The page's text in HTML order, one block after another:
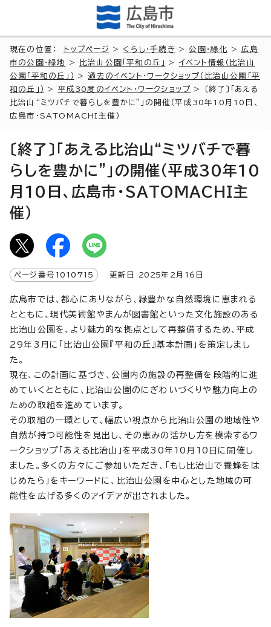
現在の位置： トップページ > くらし・手続き >公園・緑化 >広島
市の公園・緑地
> 比治山公園「平和の丘」 > イベント情報（比治山
公園「平和の丘」）
>過去のイベント・ワークショップ（比治山公園「平
和の丘」）
> 平成30度のイベント・ワークショップ > 〔終了〕「あえる
比治山“ミツバチで暮らしを豊かに”」の開催（平成30年10月10日、
広島市・SATOMACHI主催）
〔終了〕「あえる比治山“ミツバチで暮
らしを豊かに”」の開催（平成30年10
月10日、広島市・SATOMACHI主
催）
ページ番号 1010715 更新日 2025年2月 16 日
広島市では、都心にありながら、緑豊かな自然環境に恵まれる
とともに、現代美術館やまんが図書館といった文化施設のある
比治山公園を、より魅力的な拠点として再整備するため、平成
29年3月に「比治山公園『平和の丘』基本計画」を策定しまし
た。
現在、この計画に基づき、公園内の施設の再整備を段階的に進
めていくとともに、比治山公園のにぎわいづくりや魅力向上の
ための取組を進めています。
その取組の一環として、幅広い視点から比治山公園の地域性や
自然が持つ可能性を見出し、その恵みの活かし方を模索するワ
ークショップ「あえる比治山」を平成30年10月10日に開催し
ました。多くの方々にご参加いただき、「もし比治山で養蜂をは
じめたら」をキーワードに、比治山公園を中心とした地域の可
能性を広げる多くのアイデアが出されました。